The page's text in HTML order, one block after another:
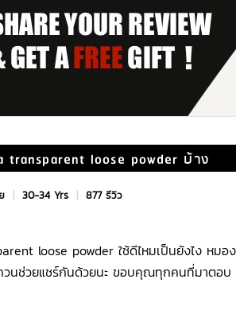
transparent loose powder บ้าง
| 30-34 Yrs | 877 รีวิว
loose powder ใช้ดีไหมเป็นยังไง หมอ
วนช่วยแชร์กันด้วยนะ ขอบคุณทุกคนที่มาตอบ